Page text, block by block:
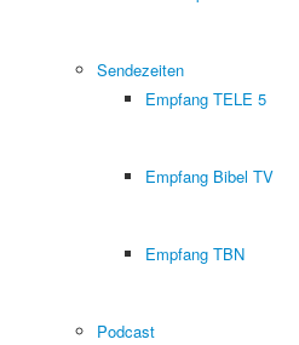
Sendezeiten
Empfang TELE 5
Empfang Bibel TV
Empfang TBN
Podcast